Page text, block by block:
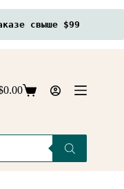
свыше $99
0.00